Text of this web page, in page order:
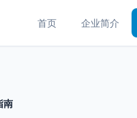
首页 企业简介
南